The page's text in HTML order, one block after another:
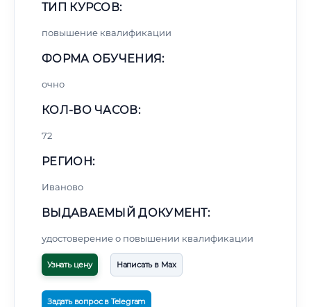
ТИП КУРСОВ:
повышение квалификации
ФОРМА ОБУЧЕНИЯ:
очно
КОЛ-ВО ЧАСОВ:
72
РЕГИОН:
Иваново
ВЫДАВАЕМЫЙ ДОКУМЕНТ:
удостоверение о повышении квалификации
Узнать цену Написать в Max
Задать вопрос в Telegram